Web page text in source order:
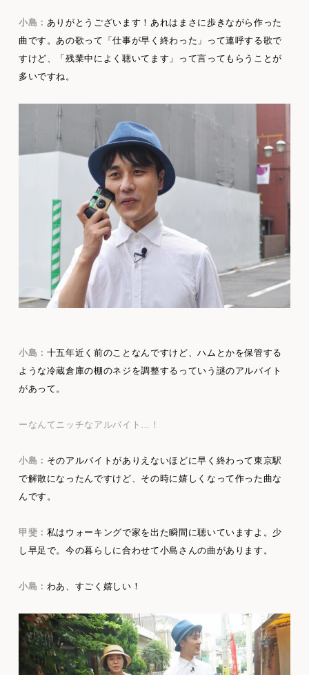
小島： ありがとうございます！あれはまさに歩きながら作った
曲です。あの歌って「仕事が早く終わった」って連呼する歌で
すけど、「残業中によく聴いてます」って言ってもらうことが
多いですね。
小島： 十五年近く前のことなんですけど、ハムとかを保管する
ような冷蔵倉庫の棚のネジを調整するっていう謎のアルバイト
があって。
ーなんてニッチなアルバイト…！
小島： そのアルバイトがありえないほどに早く終わって東京駅
で解散になったんですけど、その時に嬉しくなって作った曲な
んです。
甲斐： 私はウォーキングで家を出た瞬間に聴いていますよ。少
し早足で。今の暮らしに合わせて小島さんの曲があります。
小島： わあ、すごく嬉しい！